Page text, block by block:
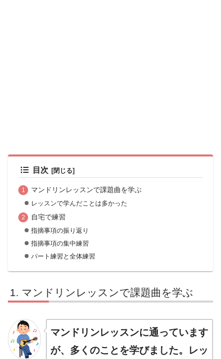
目次
マンドリンレッスンで課題曲を学ぶ
レッスンで学んだことは多かった
自宅で練習
指摘事項の振り返り
指摘事項の集中練習
パート練習と全体練習
マンドリンレッスンで課題曲を学ぶ
マンドリンレッスンに通っています
が、多くのことを学びました。レッ